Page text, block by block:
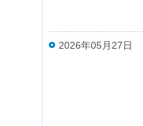
2026年05月27日